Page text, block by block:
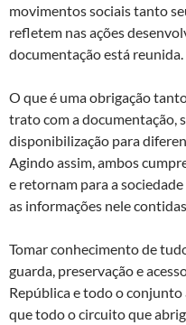
movimentos sociais tanto
refletem nas ações
documentação está reunida.
O que é uma obrigação
trato com a documentação,
disponibilização para
Agindo assim, ambos
e retornam para a
as informações nele
Tomar conhecimento de
guarda, preservação e
República e todo o
que todo o circuito que